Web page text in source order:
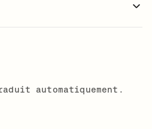
automatiquement.